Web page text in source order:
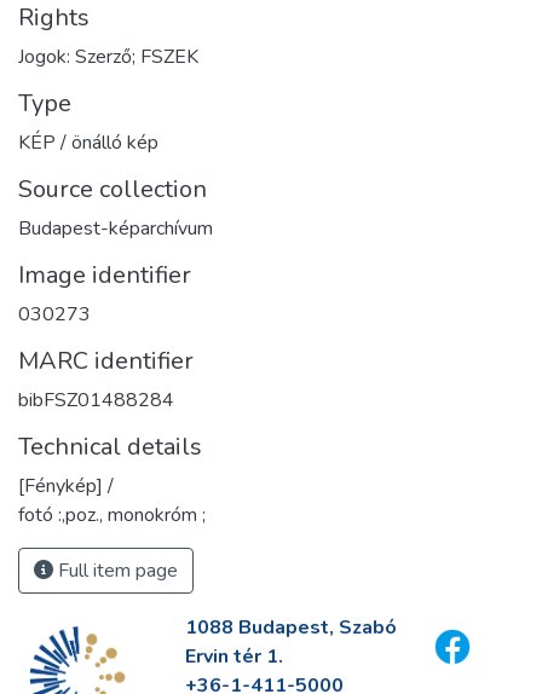
Rights
Jogok: Szerző; FSZEK
Type
KÉP / önálló kép
Source collection
Budapest-képarchívum
Image identifier
030273
MARC identifier
bibFSZ01488284
Technical details
[Fénykép] /
fotó :,poz., monokróm ;
Full item page
1088 Budapest, Szabó
Ervin tér 1.
+36-1-411-5000